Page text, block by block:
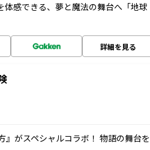
体感できる、夢と魔法の舞台へ「地球
詳細を見る
がスペシャルコラボ！ 物語の舞台を